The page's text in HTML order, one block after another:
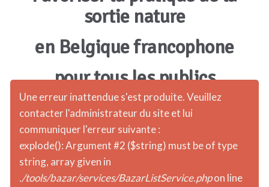
sortie nature
en Belgique francophone
pour tous les publics
Une erreur inattendue s'est produite. Veuillez
contacter l'administrateur du site et lui
communiquer l'erreur suivante :
explode(): Argument #2 ($string) must be of type
string, array given in
./tools/bazar/services/BazarListService.phpon line